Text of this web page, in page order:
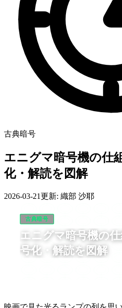
古典暗号
エニグマ暗号機の仕
化・解読を図解
2026-03-21更新: 織部 沙耶
古典暗号
エニグマ暗号機の
号化・解読を図解
て、また左から右へ戻る小さな旅
ー、ランプがどう噛み合うのかま